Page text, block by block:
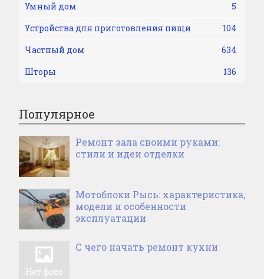
Умный дом
5
Устройства для приготовления пищи
104
Частный дом
634
Шторы
136
Популярное
Ремонт зала своими руками:
стили и идеи отделки
Мотоблоки Рысь: характеристика,
модели и особенности
эксплуатации
С чего начать ремонт кухни